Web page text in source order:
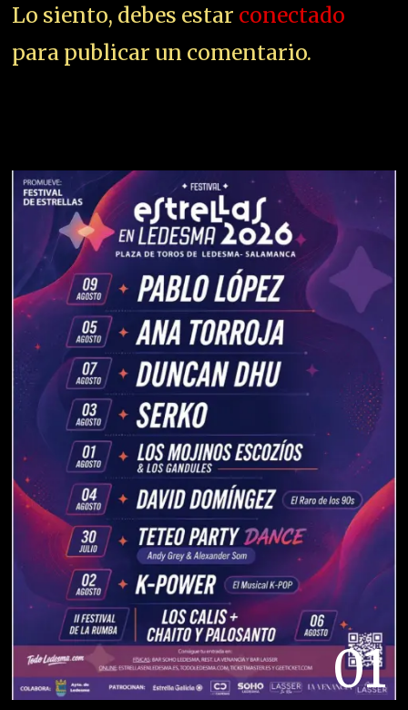
Lo siento, debes estar conectado
para publicar un comentario.
01